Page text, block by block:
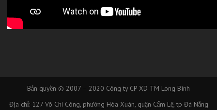
Bản quyền © 2007 – 2020 Công ty CP XD TM Long Bình
Địa chỉ: 127 Võ Chí Công, phường Hòa Xuân, quận Cẩm Lệ, tp Đà Nẵng